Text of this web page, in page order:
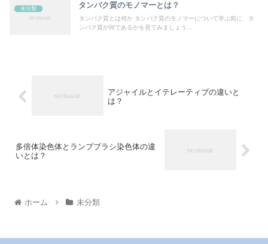
未分類 タンパク質のモノマーとは？
タンパク質とは何か タンパク質のモノマーについて学ぶ前に、タ
ンパク質が何であるかを見てみましょう...
アジャイルとイテレーティブの違いと
は？
多倍体染色体とランプブラシ染色体の違
いとは？
ホーム 未分類